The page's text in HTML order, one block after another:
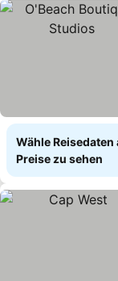
Wähle
Preise zu sehen